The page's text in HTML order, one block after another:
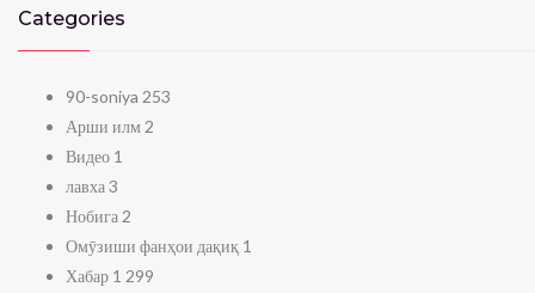
Categories
90-soniya 253
Арши илм 2
Видео 1
лавха3
Нобига 2
Омӯзиши фанҳои дақиқ 1
Хабар 1 299